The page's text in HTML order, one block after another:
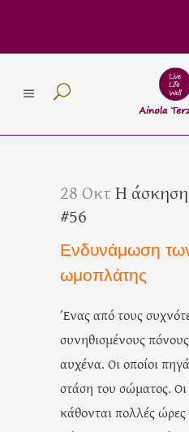
28 ΟκτΗ
#56
Ενδυνάμωση
ωμοπλάτης
Ένας από τους
συνηθισμένους
αυχένα. Οι οποίοι
στάση του σώματος.
κάθονται πολλές